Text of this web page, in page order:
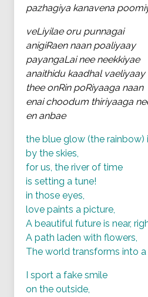
pazhagiya kanavena
veLiyilae oru punnagai
anigiRaen naan poaliyaay
payangaLai nee neekkiyae
anaithidu kaadhal vaeliyaay
thee onRin poRiyaaga naan
enai choodum thiriyaaga
en anbae
the blue glow (the rainbow)
by the skies,
for us, the river of time
is setting a tune!
in those eyes,
love paints a picture,
A beautiful future is near,
A path laden with flowers,
The world transforms into
I sport a fake smile
on the outside,